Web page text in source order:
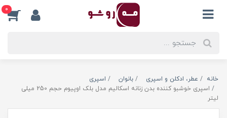
0
خانه عطر، ادکلن و اسپری بانوان
اسپری
اسپری خوشبو کننده بدن زنانه اسکالیم مدل بلک اوپیوم حجم 250 میلی
لیتر